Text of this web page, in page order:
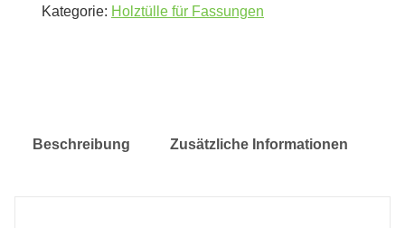
Kategorie: Holztülle für Fassungen
Beschreibung Zusätzliche Informationen